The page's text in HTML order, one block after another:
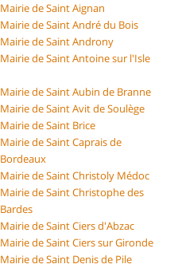
Mairie de Saint Aignan
Mairie de Saint André du Bois
Mairie de Saint Androny
Mairie de Saint Antoine sur l'Isle
Mairie de Saint Aubin de Branne
Mairie de Saint Avit de Soulège
Mairie de Saint Brice
Mairie de Saint Caprais de
Bordeaux
Mairie de Saint Christoly Médoc
Mairie de Saint Christophe des
Bardes
Mairie de Saint Ciers d'Abzac
Mairie de Saint Ciers sur Gironde
Mairie de Saint Denis de Pile